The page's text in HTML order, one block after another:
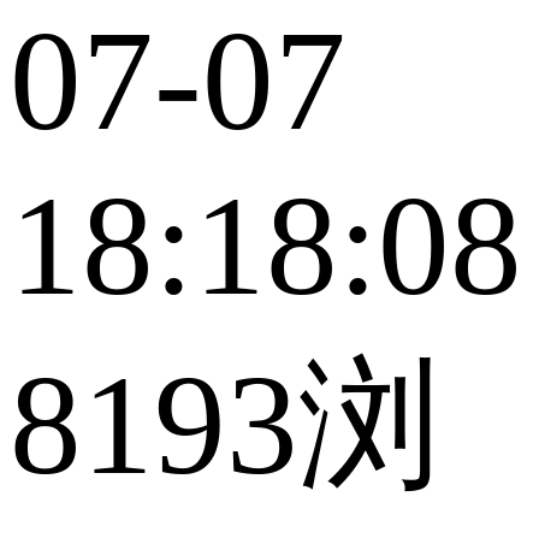
07-07
18:18:08
8193浏